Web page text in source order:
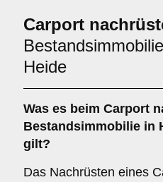
Carport
Heide
Was es beim Carport
Bestandsimmobilie in
gilt?
Das Nachrüsten eines